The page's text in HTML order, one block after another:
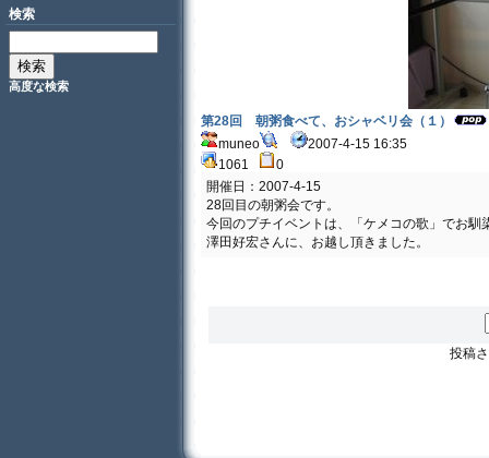
検索
高度な検索
第28回 朝粥食べて、おシャベリ会（１）
muneo
2007-4-15 16:35
1061
0
開催日：2007-4-15
28回目の朝粥会です。
今回のプチイベントは、「ケメコの歌」でお馴
澤田好宏さんに、お越し頂きました。
投稿